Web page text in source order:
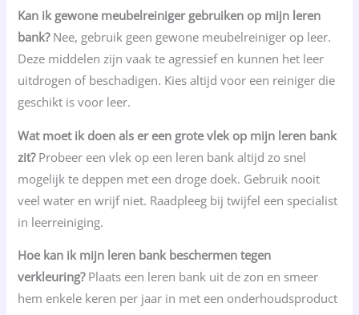
Kan ik gewone meubelreiniger gebruiken op mijn leren
bank?Nee, gebruik geen gewone meubelreiniger op leer.
Deze middelen zijn vaak te agressief en kunnen het leer
uitdrogen of beschadigen. Kies altijd voor een reiniger die
geschikt is voor leer.
Wat moet ik doen als er een grote vlek op mijn leren bank
zit?Probeer een vlek op een leren bank altijd zo snel
mogelijk te deppen met een droge doek. Gebruik nooit
veel water en wrijf niet. Raadpleeg bij twijfel een specialist
in leerreiniging.
Hoe kan ik mijn leren bank beschermen tegen
verkleuring?Plaats een leren bank uit de zon en smeer
hem enkele keren per jaar in met een onderhoudsproduct